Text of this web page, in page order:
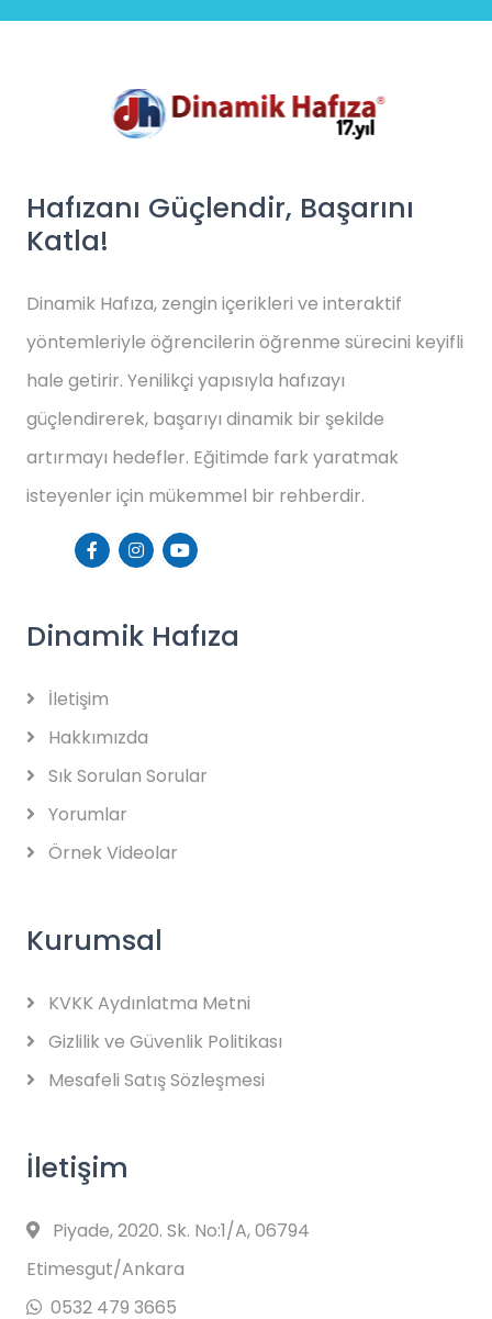
Hafızanı Güçlendir, Başarını
Katla!
Dinamik Hafıza, zengin içerikleri ve interaktif
yöntemleriyle öğrencilerin öğrenme sürecini keyifli
hale getirir. Yenilikçi yapısıyla hafızayı
güçlendirerek, başarıyı dinamik bir şekilde
artırmayı hedefler. Eğitimde fark yaratmak
isteyenler için mükemmel bir rehberdir.
Dinamik Hafıza
İletişim
Hakkımızda
Sık Sorulan Sorular
Yorumlar
Örnek Videolar
Kurumsal
KVKK Aydınlatma Metni
Gizlilik ve Güvenlik Politikası
Mesafeli Satış Sözleşmesi
İletişim
Piyade, 2020. Sk. No:1/A, 06794
Etimesgut/Ankara
0532 479 3665